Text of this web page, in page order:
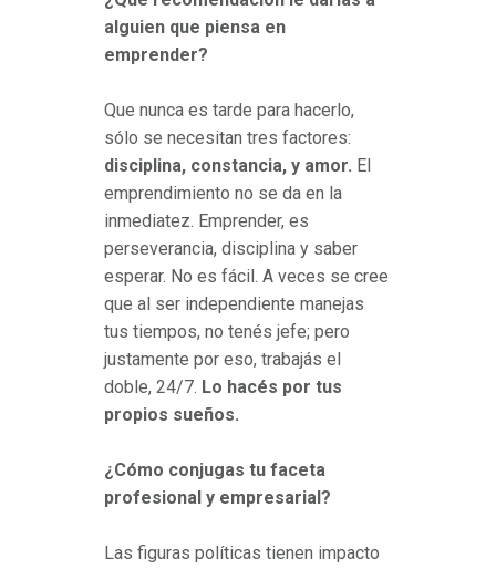
alguien que piensa en
emprender?
Que nunca es tarde para hacerlo,
sólo se necesitan tres factores:
disciplina, constancia, y amor. El
emprendimiento no se da en la
inmediatez. Emprender, es
perseverancia, disciplina y saber
esperar. No es fácil. A veces se cree
que al ser independiente manejas
tus tiempos, no tenés jefe; pero
justamente por eso, trabajás el
doble, 24/7. Lo hacés por tus
propios sueños.
¿Cómo conjugas tu faceta
profesional y empresarial?
Las figuras políticas tienen impacto